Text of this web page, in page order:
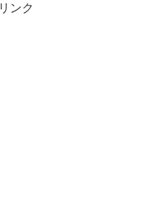
ンク